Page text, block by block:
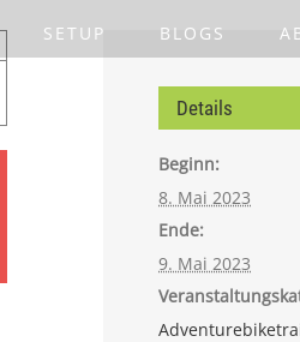
SETUP BLOGS
Details
Beginn:
8. Mai 2023
Ende:
9. Mai 2023